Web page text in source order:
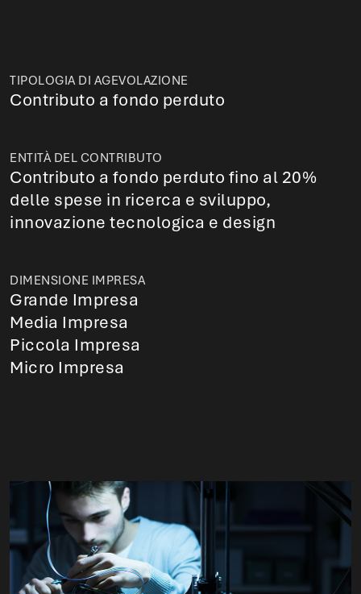
TIPOLOGIA DI AGEVOLAZIONE
Contributo a fondo perduto
ENTITÀ DEL CONTRIBUTO
Contributo a fondo perduto fino al 20%
delle spese in ricerca e sviluppo,
innovazione tecnologica e design
DIMENSIONE IMPRESA
Grande Impresa
Media Impresa
Piccola Impresa
Micro Impresa